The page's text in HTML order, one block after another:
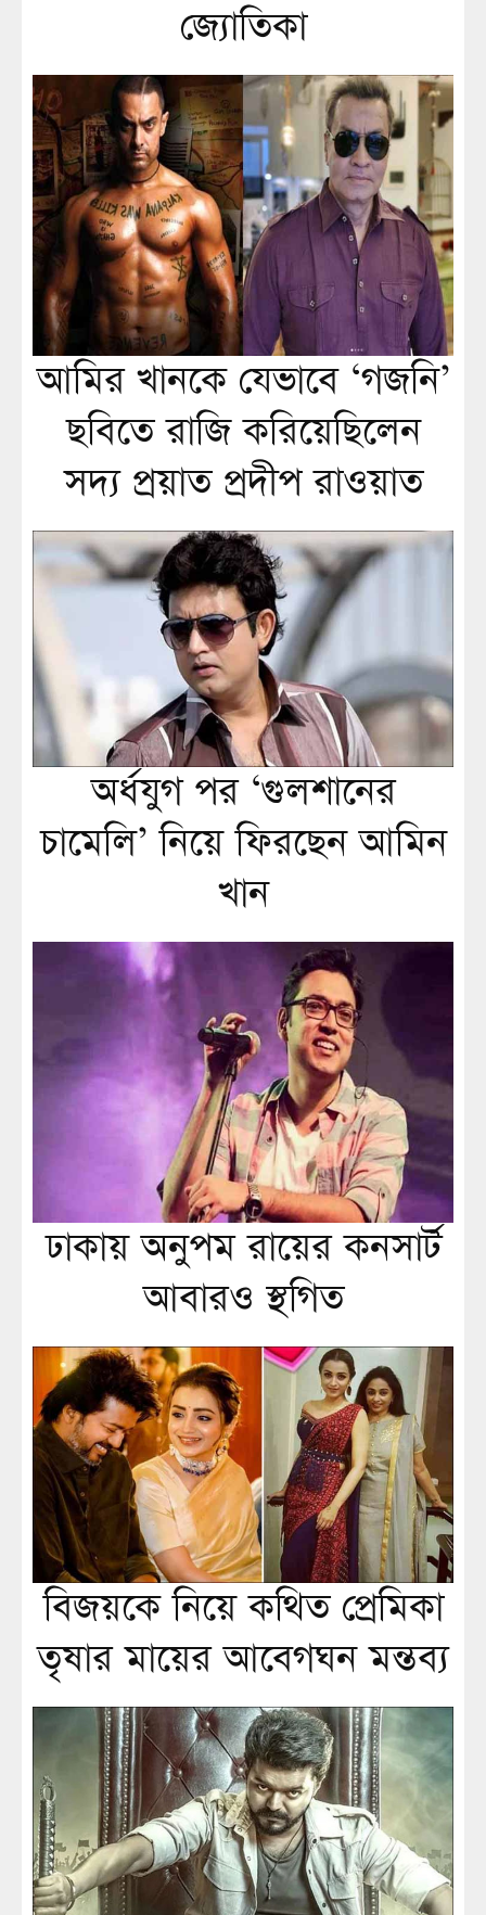
জ্যোতিকা
আমির খানকে যেভাবে ‘গজনি’
ছবিতে রাজি করিয়েছিলেন
সদ্য প্রয়াত প্রদীপ রাওয়াত
অর্ধযুগ পর ‘গুলশানের
চামেলি’ নিয়ে ফিরছেন আমিন
খান
ঢাকায় অনুপম রায়ের কনসার্ট
আবারও স্থগিত
বিজয়কে নিয়ে কথিত প্রেমিকা
তৃষার মায়ের আবেগঘন মন্তব্য